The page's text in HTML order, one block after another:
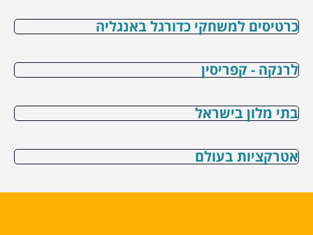
כרטיסים למשחקי כדורגל באנגליה
לרנקה - קפריסין
בתי מלון בישראל
אטרקציות בעולם